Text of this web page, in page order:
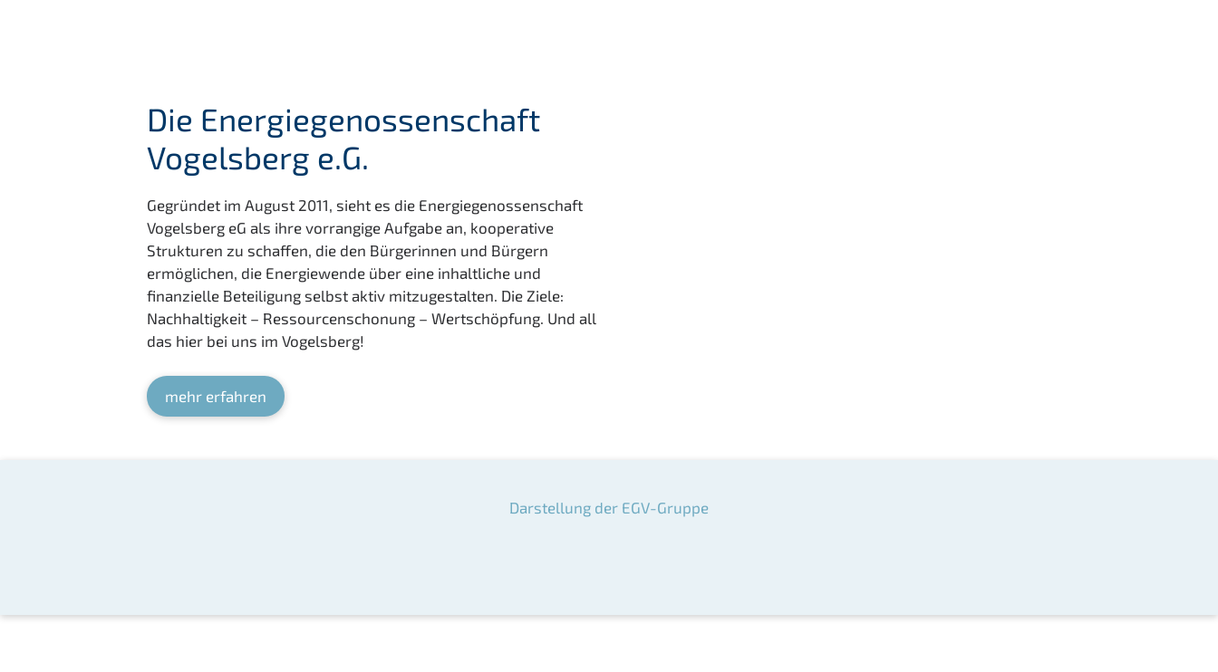
Die Energiegenossenschaft
Vogelsberg e.G.
Gegründet im August 2011, sieht es die Energiegenossenschaft
Vogelsberg eG als ihre vorrangige Aufgabe an, kooperative
Strukturen zu schaffen, die den Bürgerinnen und Bürgern
ermöglichen, die Energiewende über eine inhaltliche und
finanzielle Beteiligung selbst aktiv mitzugestalten. Die Ziele:
Nachhaltigkeit – Ressourcenschonung – Wertschöpfung. Und all
das hier bei uns im Vogelsberg!
mehr erfahren
Darstellung der EGV-Gruppe